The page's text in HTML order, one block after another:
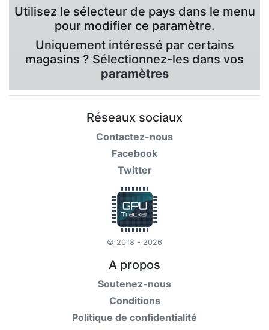
Utilisez le sélecteur de pays dans le menu
pour modifier ce paramètre.
Uniquement intéressé par certains
magasins ? Sélectionnez-les dans vos
paramètres
Réseaux sociaux
Contactez-nous
Facebook
Twitter
© 2018 - 2026
A propos
Soutenez-nous
Conditions
Politique de confidentialité